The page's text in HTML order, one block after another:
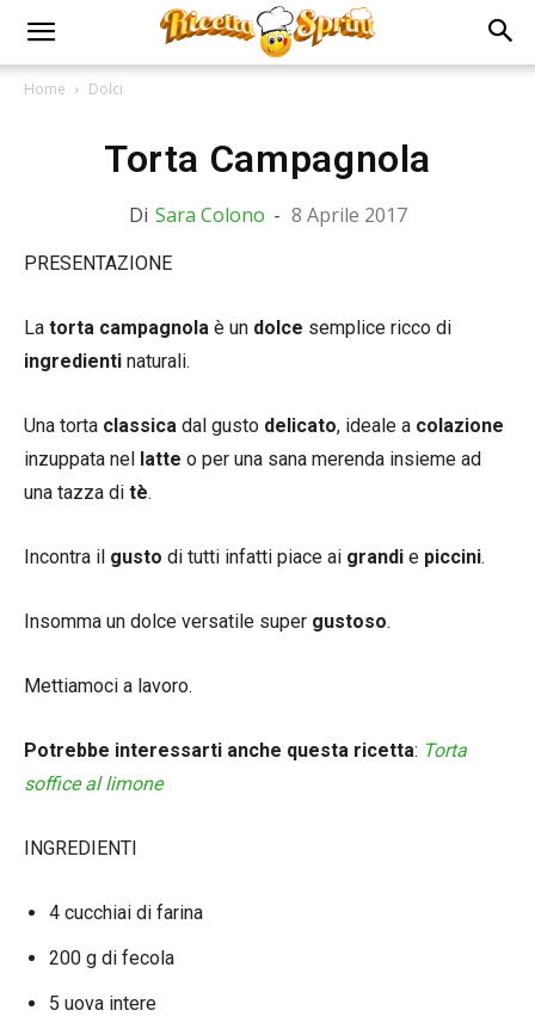
Home Dolci
Torta Campagnola
Di Sara Colono - 8 Aprile 2017
PRESENTAZIONE
La torta campagnola è un dolce semplice ricco di
ingredienti naturali.
Una torta classica dal gusto delicato, ideale a colazione
inzuppata nel latte o per una sana merenda insieme ad
una tazza di tè.
Incontra il gusto di tutti infatti piace ai grandi e piccini.
Insomma un dolce versatile super gustoso.
Mettiamoci a lavoro.
Potrebbe interessarti anche questa ricetta: Torta
soffice al limone
INGREDIENTI
4 cucchiai di farina
200 g di fecola
5 uova intere